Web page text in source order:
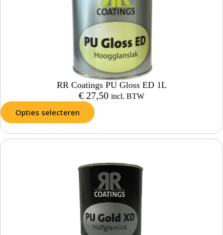
RR Coatings PU Gloss ED 1L
€ 27,50 incl. BTW
Opties selecteren